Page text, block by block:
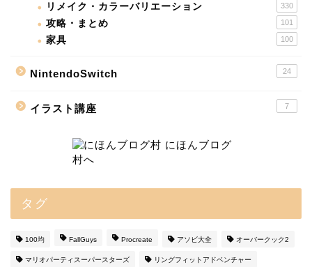
リメイク・カラーバリエーション 330
攻略・まとめ 101
家具 100
NintendoSwitch 24
イラスト講座 7
タグ
100均 FallGuys Procreate アソビ大全 オーバークック2
マリオパーティスーパースターズ リングフィットアドベンチャー